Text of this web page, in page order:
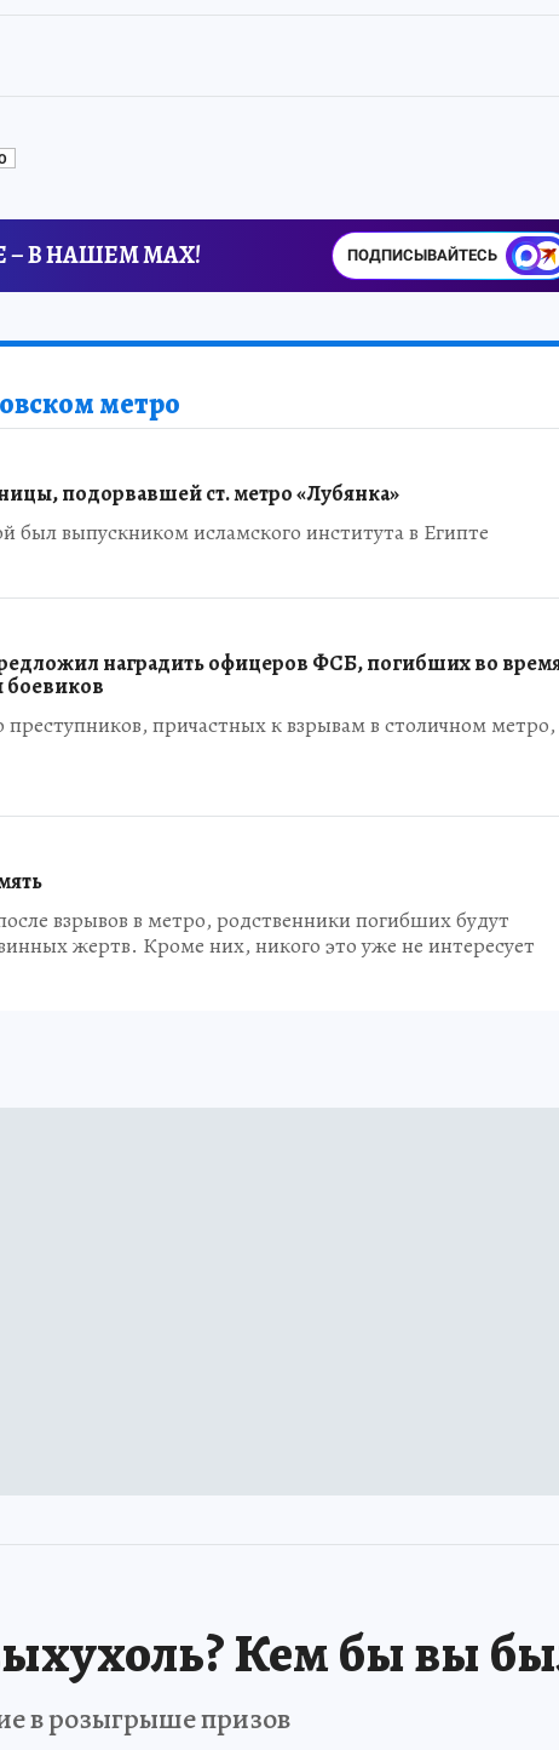
В НАШЕМ MAX! ПОДПИСЫВАЙТЕСЬ
метро
подорвавшей ст. метро «Лубянка»
выпускником исламского института в Египте
наградить офицеров ФСБ, погибших во
причастных к взрывам в столичном метро,
взрывов в метро, родственники погибших будут
жертв. Кроме них, никого это уже не интересует
Кем бы вы
в розыгрыше призов